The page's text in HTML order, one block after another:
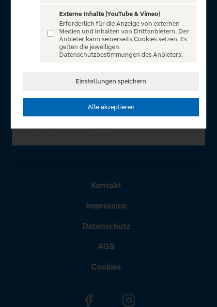
für alle Kunden der Volksbanken Raiffeisenbanken. Auf
unserem einzigartigen Portal finden Sie Tickets für
atemberaubende Konzerte, Musicals und Shows, die
Fußball-Bundesliga sowie die Champions League und die
In Zusammenarbeit mit
Kontakt
Impressum
Datenschutz
AGB
Cookies
Externe Inhalte (YouTube & Vimeo)
Erforderlich für die Anzeige von externen
Medien und Inhalten von Drittanbietern. Der
Anbieter kann seinerseits Cookies setzen. Es
gelten die jeweiligen
Datenschutzbestimmungen des Anbieters.
Einstellungen speichern
Alle akzeptieren